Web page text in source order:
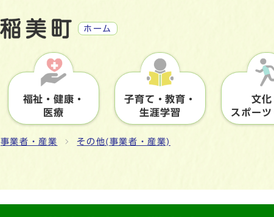
ホーム
福祉・健康・
医療
子育て・教育・
生涯学習
文化
スポー
事業者・産業 その他(事業者・産業)